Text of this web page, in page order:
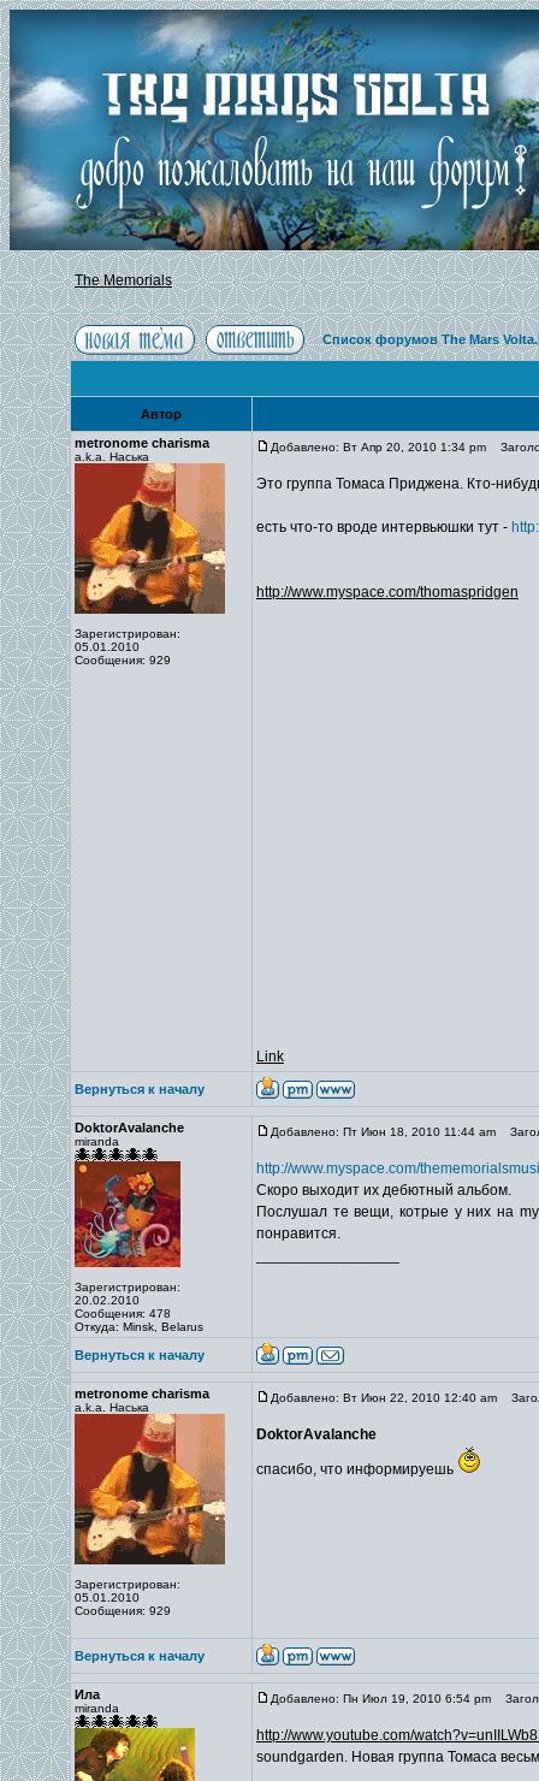
The Memorials
Список форумов The Mars
Автор
metronome charisma
a.k.a. Наська
Зарегистрирован:
05.01.2010
Сообщения: 929
Добавлено: Вт Апр 20, 2010 1:34 pm
Это группа Томаса Приджена. Кто-
есть что-то вроде интервьюшки тут -
http://www.myspace.com/thomaspridgen
Link
Вернуться к началу
DoktorAvalanche
miranda
Зарегистрирован:
20.02.2010
Сообщения: 478
Откуда: Minsk, Belarus
Добавлено: Пт Июн 18, 2010 11:44 am
http://www.myspace.com/
Скоро выходит их дебютный альбом.
Послушал те вещи, котрые у них на
понравится.
Вернуться к началу
metronome charisma
a.k.a. Наська
Зарегистрирован:
05.01.2010
Сообщения: 929
Добавлено: Вт Июн 22, 2010 12:40 am
DoktorAvalanche
спасибо, что информируешь
Вернуться к началу
Ила
miranda
Добавлено: Пн Июл 19, 2010 6:54 pm
http://www.youtube.com/
soundgarden. Новая группа Томаса